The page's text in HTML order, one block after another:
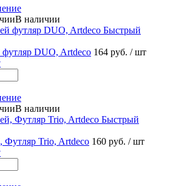
В наличии
Быстрый
DUO, Artdeco 164 руб. / шт
В наличии
Быстрый
Футляр Trio, Artdeco 160 руб. / шт